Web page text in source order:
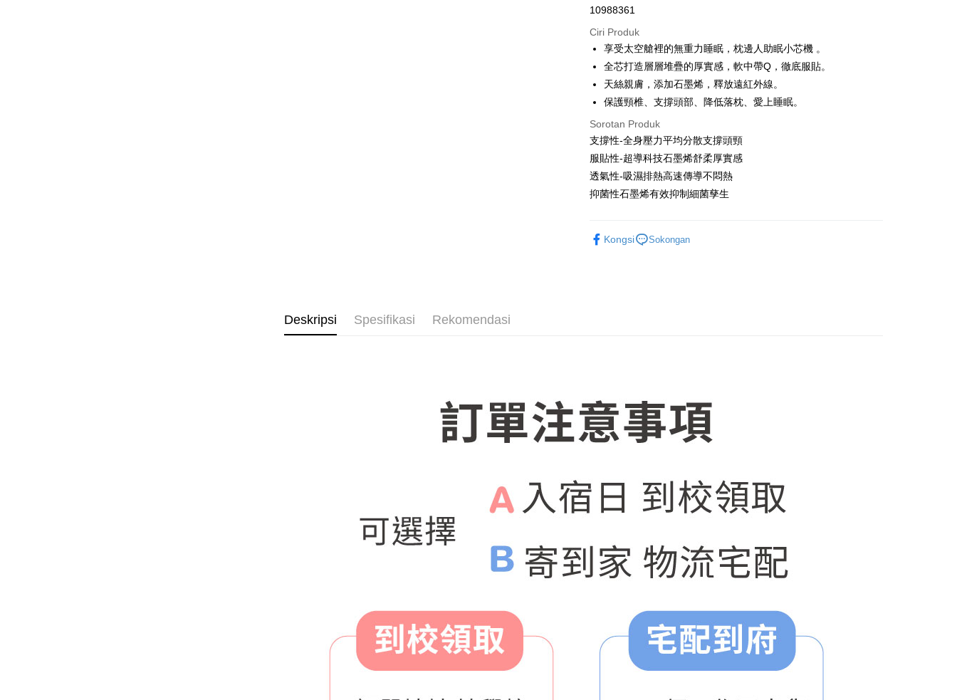
LINE Pay
Apple Pay
JKOPAY
Pilihan Penghantaran
物流宅配
NT$150/pesanan | Penghantaran percuma untuk pesanan
NT$1,599 atau lebih
10988361
Ciri Produk
享受太空艙裡的無重力睡眠，枕邊人助眠小芯機 。
全芯打造層層堆疊的厚實感，軟中帶Q，徹底服貼。
天絲親膚，添加石墨烯，釋放遠紅外線。
保護頸椎、支撐頭部、降低落枕、愛上睡眠。
Sorotan Produk
支撐性-全身壓力平均分散支撐頭頸
服貼性-超導科技石墨烯舒柔厚實感
透氣性-吸濕排熱高速傳導不悶熱
抑菌性石墨烯有效抑制細菌孳生
Kongsi Sokongan
Deskripsi Spesifikasi Rekomendasi